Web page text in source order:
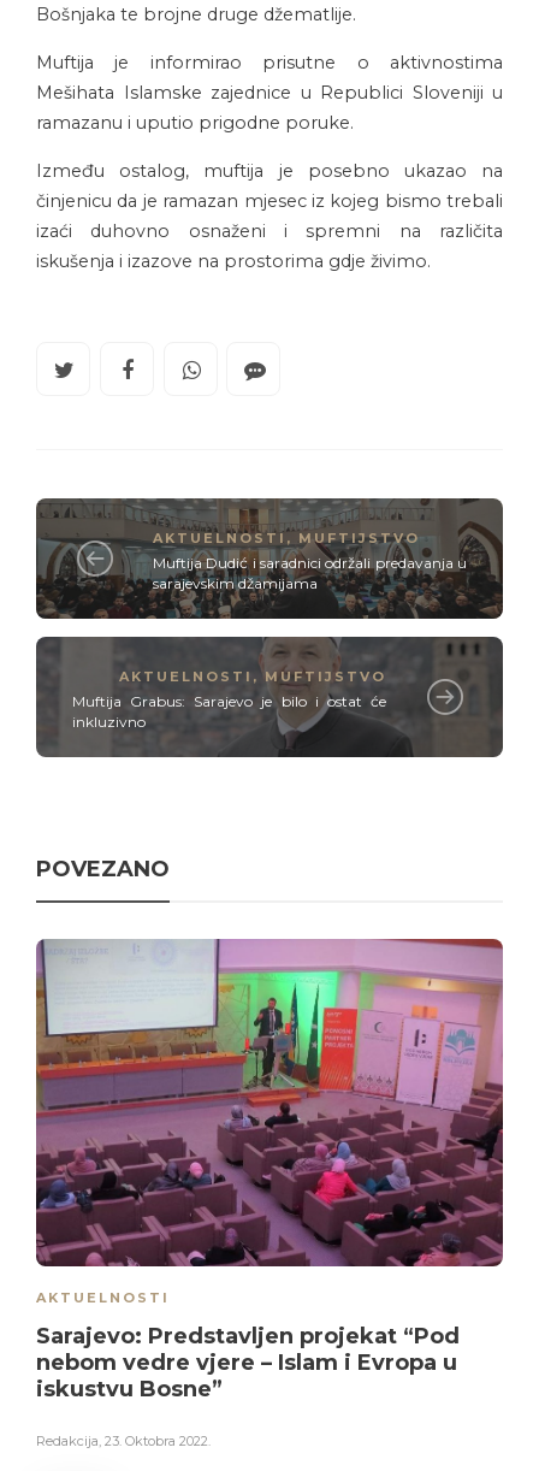
Bošnjaka te brojne druge džematlije.
Muftija je informirao prisutne o aktivnostima
Mešihata Islamske zajednice u Republici Sloveniji u
ramazanu i uputio prigodne poruke.
Između ostalog, muftija je posebno ukazao na
činjenicu da je ramazan mjesec iz kojeg bismo trebali
izaći duhovno osnaženi i spremni na različita
iskušenja i izazove na prostorima gdje živimo.
AKTUELNOSTI , MUFTIJSTVO
Muftija Dudić i saradnici održali predavanja u
sarajevskim džamijama
AKTUELNOSTI , MUFTIJSTVO
Muftija Grabus: Sarajevo je bilo i ostat će
inkluzivno
POVEZANO
AKTUELNOSTI
Sarajevo: Predstavljen projekat “Pod
nebom vedre vjere – Islam i Evropa u
iskustvu Bosne”
Redakcija 23. Oktobra 2022.